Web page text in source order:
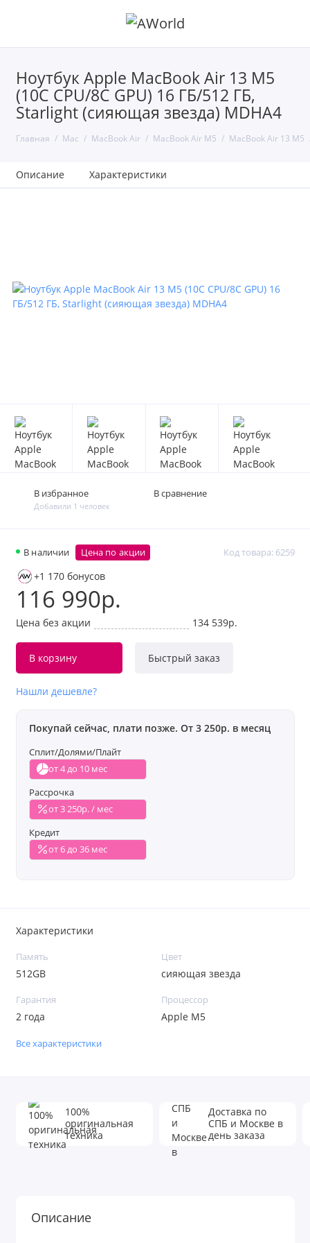
Ноутбук Apple MacBook Air 13 M5
(10C CPU/8C GPU) 16 ГБ/512 ГБ,
Starlight (сияющая звезда) MDHA4
Главная Mac MacBook Air MacBook Air M5 MacBook Air 13 M5
Описание Характеристики
В наличии Код товара: 6259
Цена по акции
+1 170 бонусов
116 990р.
Цена без акции 134 539р.
В корзину Быстрый заказ
Нашли дешевле?
Покупай сейчас, плати позже. От 3 250р. в месяц
Сплит/Долями/Плайт
от 4 до 10 мес
Рассрочка
от 3 250р. / мес
Кредит
от 6 до 36 мес
В избранное
Добавили 1 человек
В сравнение
Характеристики
Память
512GB
Цвет
сияющая звезда
Гарантия
2 года
Процессор
Apple M5
Все характеристики
100%
оригинальная
техника
Доставка по
СПБ и Москве в
день заказа
Описание